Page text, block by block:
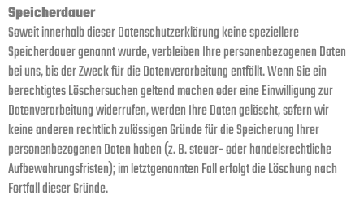
Speicherdauer
Soweit innerhalb dieser Datenschutzerklärung keine speziellere
Speicherdauer genannt wurde, verbleiben Ihre personenbezogenen Daten
bei uns, bis der Zweck für die Datenverarbeitung entfällt. Wenn Sie ein
berechtigtes Löschersuchen geltend machen oder eine Einwilligung zur
Datenverarbeitung widerrufen, werden Ihre Daten gelöscht, sofern wir
keine anderen rechtlich zulässigen Gründe für die Speicherung Ihrer
personenbezogenen Daten haben (z. B. steuer- oder handelsrechtliche
Aufbewahrungsfristen); im letztgenannten Fall erfolgt die Löschung nach
Fortfall dieser Gründe.